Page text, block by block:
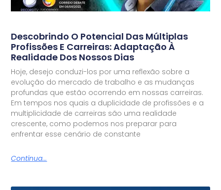
Descobrindo O Potencial Das Múltiplas
Profissões E Carreiras: Adaptação À
Realidade Dos Nossos Dias
Hoje, desejo conduzi-los por uma reflexão sobre a
evolução do mercado de trabalho e as mudanças
profundas que estão ocorrendo em nossas carreiras.
Em tempos nos quais a duplicidade de profissões e a
multiplicidade de carreiras são uma realidade
crescente, como podemos nos preparar para
enfrentar esse cenário de constante
Continua...